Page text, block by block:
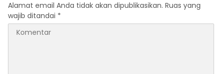
Alamat email Anda tidak akan dipublikasikan. Ruas yang
wajib ditandai *